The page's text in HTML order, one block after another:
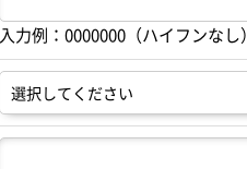
入力例：0000000（ハイフンなし）